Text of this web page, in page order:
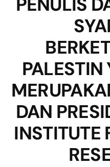
DAN
INSTITUTE